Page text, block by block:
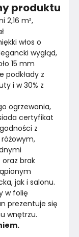
produktu
m²,
włos o
wygląd,
15 mm
podkłady z
i w 30% z
ogrzewania,
certyfikat
z
oraz brak
jak i salonu.
w folię
prezentuje się
wnętrzu.